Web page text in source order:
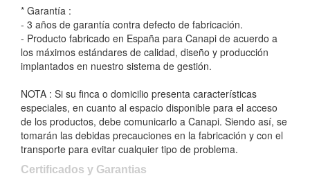
* Garantía :
- 3 años de garantía contra defecto de fabricación.
- Producto fabricado en España para Canapi de acuerdo a
los máximos estándares de calidad, diseño y producción
implantados en nuestro sistema de gestión.
NOTA : Si su finca o domicilio presenta características
especiales, en cuanto al espacio disponible para el acceso
de los productos, debe comunicarlo a Canapi. Siendo así, se
tomarán las debidas precauciones en la fabricación y con el
transporte para evitar cualquier tipo de problema.
Certificados y Garantias